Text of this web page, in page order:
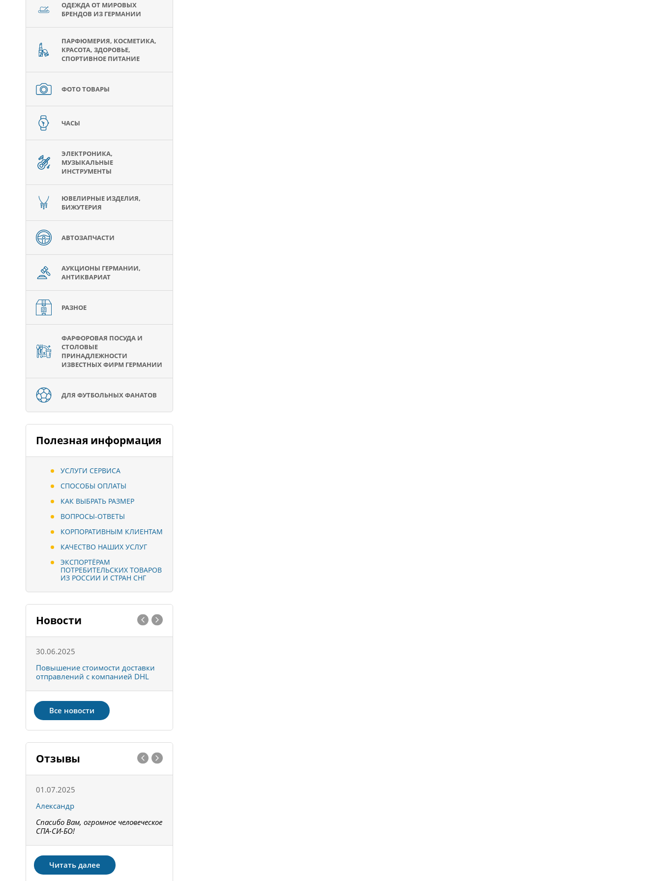
ОДЕЖДА ОТ МИРОВЫХ
БРЕНДОВ ИЗ ГЕРМАНИИ
ПАРФЮМЕРИЯ, КОСМЕТИКА,
КРАСОТА, ЗДОРОВЬЕ,
СПОРТИВНОЕ ПИТАНИЕ
ФОТО ТОВАРЫ
ЧАСЫ
ЭЛЕКТРОНИКА,
МУЗЫКАЛЬНЫЕ
ИНСТРУМЕНТЫ
ЮВЕЛИРНЫЕ ИЗДЕЛИЯ,
БИЖУТЕРИЯ
АВТОЗАПЧАСТИ
АУКЦИОНЫ ГЕРМАНИИ,
АНТИКВАРИАТ
РАЗНОЕ
ФАРФОРОВАЯ ПОСУДА И
СТОЛОВЫЕ
ПРИНАДЛЕЖНОСТИ
ИЗВЕСТНЫХ ФИРМ ГЕРМАНИИ
ДЛЯ ФУТБОЛЬНЫХ ФАНАТОВ
Полезная информация
УСЛУГИ СЕРВИСА
СПОСОБЫ ОПЛАТЫ
КАК ВЫБРАТЬ РАЗМЕР
ВОПРОСЫ-ОТВЕТЫ
КОРПОРАТИВНЫМ КЛИЕНТАМ
КАЧЕСТВО НАШИХ УСЛУГ
ЭКСПОРТЁРАМ
ПОТРЕБИТЕЛЬСКИХ ТОВАРОВ
ИЗ РОССИИ И СТРАН СНГ
Новости
30.06.2025
Повышение стоимости доставки
отправлений с компанией DHL
Все новости
Отзывы
01.07.2025
Александр
Спасибо Вам, огромное человеческое
СПА-СИ-БО!
Читать далее